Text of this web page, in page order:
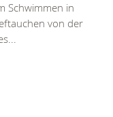
Schwimmen in
von der